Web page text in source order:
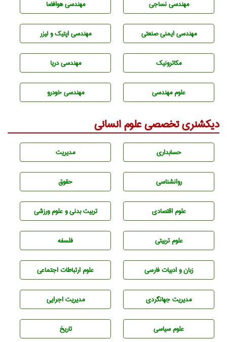
مهندسي نساجی مهندسی هوافضا
مهندسی ایمنی صنعتی مهندسی اپتیک و لیزر
مکاترونیک مهندسی دریا
علوم مهندسی مهندسی خودرو
دیکشنری تخصصی علوم انسانی
حسابداری مديريت
روانشناسی حقوق
علوم اقتصادی تربيت بدنی و علوم ورزشی
علوم تربيتی فلسفه
زبان و ادبيات فارسی علوم ارتباطات اجتماعی
مديريت جهانگردی مديريت اجرايی
علوم سياسی تاريخ